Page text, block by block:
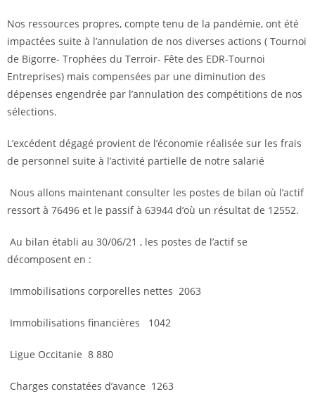
Nos ressources propres, compte tenu de la pandémie, ont été
impactées suite à l’annulation de nos diverses actions ( Tournoi
de Bigorre- Trophées du Terroir- Fête des EDR-Tournoi
Entreprises) mais compensées par une diminution des
dépenses engendrée par l’annulation des compétitions de nos
sélections.
L’excédent dégagé provient de l’économie réalisée sur les frais
de personnel suite à l’activité partielle de notre salarié
Nous allons maintenant consulter les postes de bilan où l’actif
ressort à 76496 et le passif à 63944 d’où un résultat de 12552.
Au bilan établi au 30/06/21 , les postes de l’actif se
décomposent en :
Immobilisations corporelles nettes 2063
Immobilisations financières 1042
Ligue Occitanie 8 880
Charges constatées d’avance 1263